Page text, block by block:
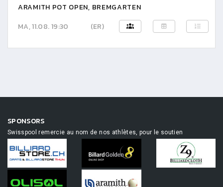
ARAMITH POT OPEN, BREMGARTEN
MA, 11.08. 19:30
(ER)
SPONSORS
Swisspool remercie au nom de nos athlètes, pour le soutien